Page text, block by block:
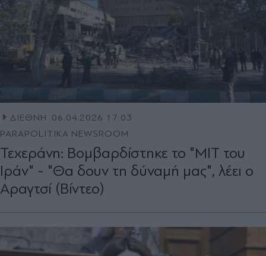
ΔΙΕΘΝΗ
06.04.2026 17:03
PARAPOLITIKA NEWSROOM
Τεχεράνη: Βομβαρδίστηκε το "ΜΙΤ του
Ιράν" - "Θα δουν τη δύναμή μας", λέει ο
Αραγτσί (Βίντεο)